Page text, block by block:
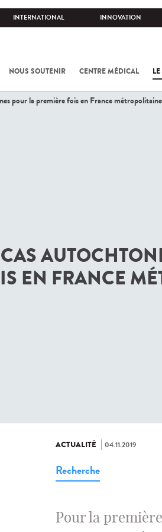
INTERNATIONAL INNOVATION
NOUS SOUTENIR CENTRE MÉDICAL
pour la première fois en France métropolitaine
EN FRANCE
ACTUALITÉ 04.11.2019
Recherche
Pour la